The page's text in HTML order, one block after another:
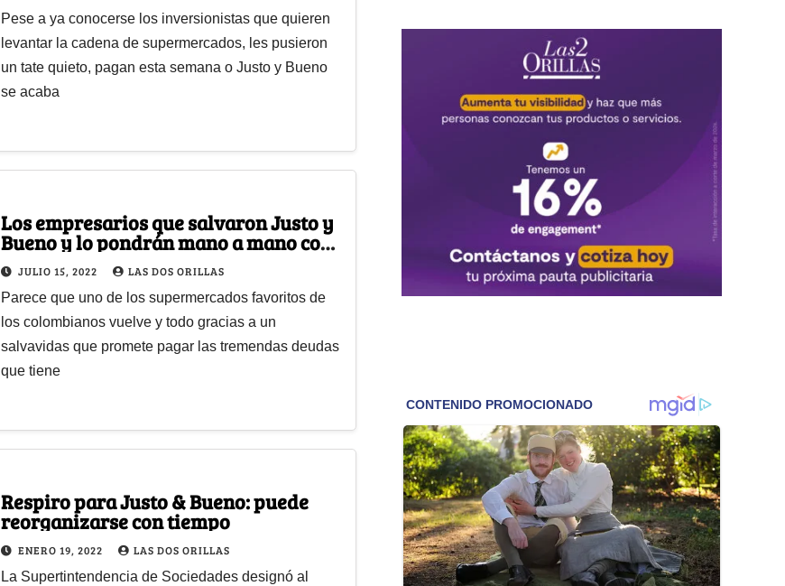
Pese a ya conocerse los inversionistas que quieren
levantar la cadena de supermercados, les pusieron
un tate quieto, pagan esta semana o Justo y Bueno
se acaba
Los empresarios que salvaron Justo y
Bueno y lo pondrán mano a mano con
D1JULIO 15, 2022 LAS DOS ORILLAS
Parece que uno de los supermercados favoritos de
los colombianos vuelve y todo gracias a un
salvavidas que promete pagar las tremendas deudas
que tiene
Respiro para Justo & Bueno: puede
reorganizarse con tiempo
ENERO 19, 2022 LAS DOS ORILLAS
La Supertintendencia de Sociedades designó al